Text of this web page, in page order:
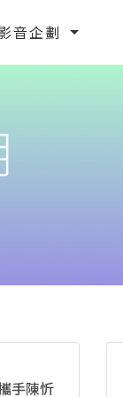
音企劃
手陳忻